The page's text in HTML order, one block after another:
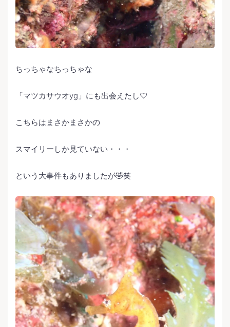
ちっちゃなちっちゃな
「マツカサウオyg」にも出会えたし♡
こちらはまさかまさかの
スマイリーしか見ていない・・・
という大事件もありましたが🤣笑